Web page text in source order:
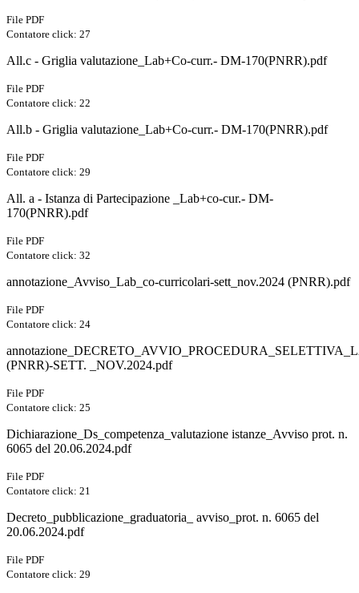
File PDF
Contatore click: 27
All.c - Griglia valutazione_Lab+Co-curr.- DM-170(PNRR).pdf
File PDF
Contatore click: 22
All.b - Griglia valutazione_Lab+Co-curr.- DM-170(PNRR).pdf
File PDF
Contatore click: 29
All. a - Istanza di Partecipazione _Lab+co-cur.- DM-
170(PNRR).pdf
File PDF
Contatore click: 32
annotazione_Avviso_Lab_co-curricolari-sett_nov.2024 (PNRR).pdf
File PDF
Contatore click: 24
(PNRR)-SETT. _NOV.2024.pdf
File PDF
Contatore click: 25
Dichiarazione_Ds_competenza_valutazione istanze_Avviso prot. n.
6065 del 20.06.2024.pdf
File PDF
Contatore click: 21
Decreto_pubblicazione_graduatoria_ avviso_prot. n. 6065 del
20.06.2024.pdf
File PDF
Contatore click: 29